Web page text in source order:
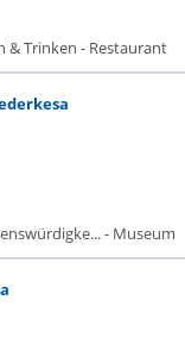
& Trinken - Restaurant
- Museum